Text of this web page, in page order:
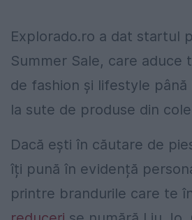
Explorado.ro a dat startul
Summer Sale, care
de fashion și lifestyle până
la sute de produse din
Dacă ești în căutare de
îți pună în evidență
printre brandurile care te